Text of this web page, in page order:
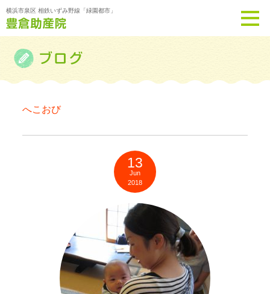
横浜市泉区 相鉄いずみ野線「緑園都市」
へこおび
13
Jun
2018